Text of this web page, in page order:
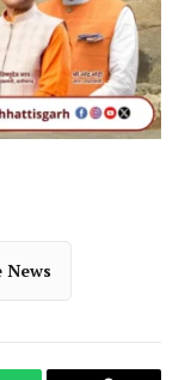
News